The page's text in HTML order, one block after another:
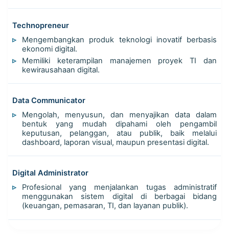
Technopreneur
Mengembangkan produk teknologi inovatif berbasis
ekonomi digital.
Memiliki keterampilan manajemen proyek TI dan
kewirausahaan digital.
Data Communicator
Mengolah, menyusun, dan menyajikan data dalam
bentuk yang mudah dipahami oleh pengambil
keputusan, pelanggan, atau publik, baik melalui
dashboard, laporan visual, maupun presentasi digital.
Digital Administrator
Profesional yang menjalankan tugas administratif
menggunakan sistem digital di berbagai bidang
(keuangan, pemasaran, TI, dan layanan publik).